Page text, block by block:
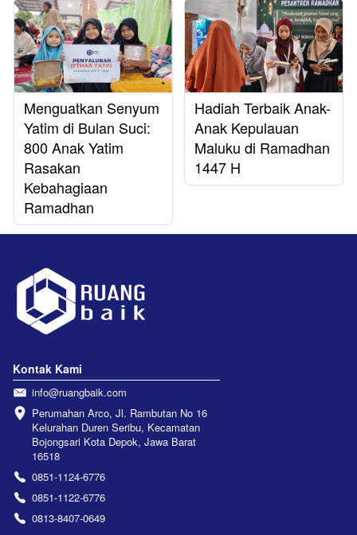
Menguatkan Senyum
Yatim di Bulan Suci:
800 Anak Yatim
Rasakan
Kebahagiaan
Ramadhan
Hadiah Terbaik Anak-
Anak Kepulauan
Maluku di Ramadhan
1447 H
Kontak Kami
info@ruangbaik.com
Perumahan Arco, Jl. Rambutan No 16
Kelurahan Duren Seribu, Kecamatan
Bojongsari Kota Depok, Jawa Barat
16518
0851-1124-6776
0851-1122-6776
0813-8407-0649